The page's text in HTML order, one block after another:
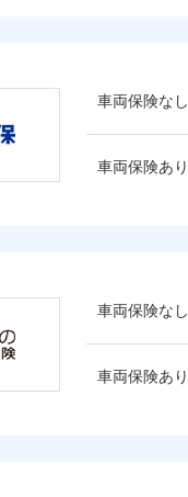
車両保険なし
車両保険あり
車両保険なし
車両保険あり